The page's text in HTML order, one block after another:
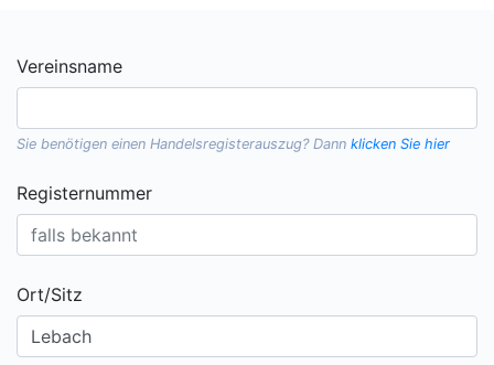
Vereinsname
Sie benötigen einen Handelsregisterauszug? Dann klicken Sie hier
Registernummer
Ort/Sitz